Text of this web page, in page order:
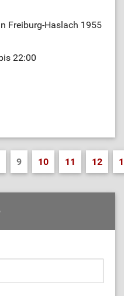
Freiburg-Haslach 1955
22:00
9 10 11 12